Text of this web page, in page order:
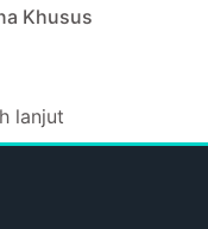
Khusus
lanjut